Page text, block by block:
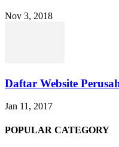
Nov 3, 2018
Daftar Website
Jan 11, 2017
POPULAR CATEGORY